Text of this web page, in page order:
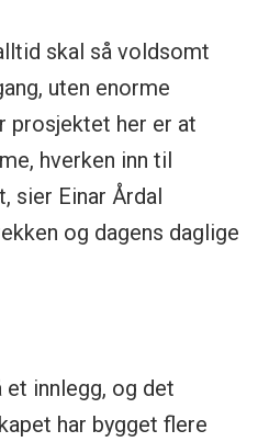
skal så voldsomt
uten enorme
prosjektet her er at
hverken inn til
sier Einar Årdal
og dagens daglige
innlegg, og det
har bygget flere